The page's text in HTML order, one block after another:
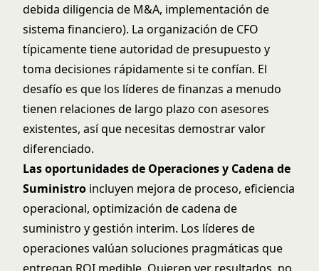
debida diligencia de M&A, implementación de
sistema financiero). La organización de CFO
típicamente tiene autoridad de presupuesto y
toma decisiones rápidamente si te confían. El
desafío es que los líderes de finanzas a menudo
tienen relaciones de largo plazo con asesores
existentes, así que necesitas demostrar valor
diferenciado.
Las oportunidades de Operaciones y Cadena de
Suministro incluyen mejora de proceso, eficiencia
operacional, optimización de cadena de
suministro y gestión interim. Los líderes de
operaciones valúan soluciones pragmáticas que